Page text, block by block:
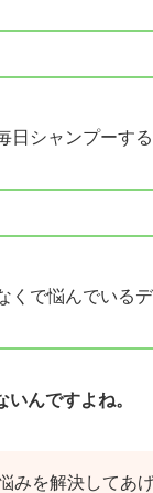
日シャンプーす
くで悩んでいる
んですよね。
みを解決してあ